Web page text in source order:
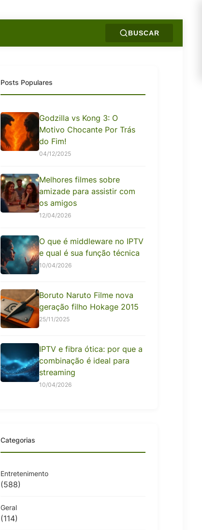
BUSCAR
Posts Populares
Godzilla vs Kong 3: O
Motivo Chocante Por Trás
do Fim!
04/12/2025
Melhores filmes sobre
amizade para assistir com
os amigos
12/04/2026
O que é middleware no IPTV
e qual é sua função técnica
10/04/2026
Boruto Naruto Filme nova
geração filho Hokage 2015
25/11/2025
IPTV e fibra ótica: por que a
combinação é ideal para
streaming
10/04/2026
Categorias
Entretenimento
(588)
Geral
(114)